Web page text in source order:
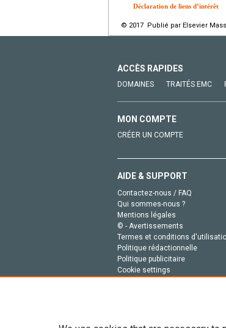
Déclaration de liens d’intérêt
© 2017 Publié par Elsevier
ACCÈS RAPIDES
DOMAINES TRAITÉS EMC
MON COMPTE
CRÉER UN COMPTE
AIDE & SUPPORT
Contactez-nous / FAQ
Qui sommes-nous ?
Mentions légales
© - Avertissements
Termes et conditions
Politique rédactionnelle
Politique publicitaire
Cookie settings